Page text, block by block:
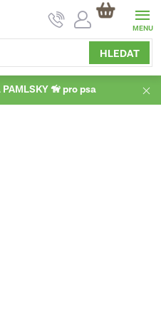
HLEDAT
NÁKUPNÍ
KOŠÍK
🦮 pro psa